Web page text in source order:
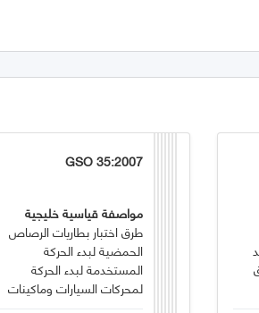
GSO 35:2007
مواصفة قياسية خليجية
طرق اختبار بطاريات الرصاص
الحمضية لبدء الحركة
المستخدمة لبدء الحركة
لمحركات السيارات وماكينات